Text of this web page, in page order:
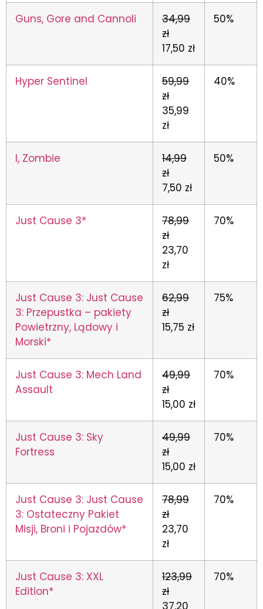
Guns, Gore and Cannoli
34,99
zł
17,50 zł
50%
Hyper Sentinel
59,99
zł
35,99
zł
40%
I, Zombie
14,99
zł
7,50 zł
50%
Just Cause 3*
78,99
zł
23,70
zł
70%
Just Cause 3: Just Cause
3: Przepustka – pakiety
Powietrzny, Lądowy i
Morski*
62,99
zł
15,75 zł
75%
Just Cause 3: Mech Land
Assault
49,99
zł
15,00 zł
70%
Just Cause 3: Sky
Fortress
49,99
zł
15,00 zł
70%
Just Cause 3: Just Cause
3: Ostateczny Pakiet
Misji, Broni i Pojazdów*
78,99
zł
23,70
zł
70%
Just Cause 3: XXL
Edition*
123,99
zł
70%